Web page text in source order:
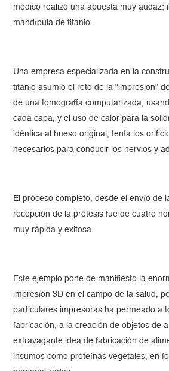
médico realizó una apuesta muy audaz:
mandíbula de titanio.
Una empresa especializada en la
titanio asumió el reto de la “impresión”
de una tomografía computarizada,
cada capa, y el uso de calor para la
idéntica al hueso original, tenía los
necesarios para conducir los nervios y
El proceso completo, desde el envío de
recepción de la prótesis fue de cuatro
muy rápida y exitosa.
Este ejemplo pone de manifiesto la
impresión 3D en el campo de la salud,
particulares impresoras ha permeado a
fabricación, a la creación de objetos de
extravagante idea de fabricación de
insumos como proteínas vegetales, en